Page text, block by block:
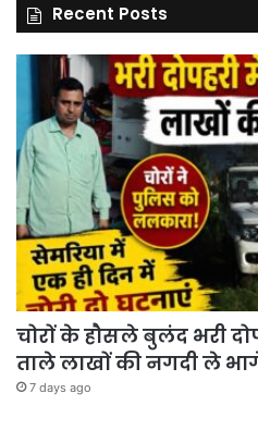
Recent Posts
चोरों के हौसले बुलंद भरी
ताले लाखों की नगदी ले
7 days ago